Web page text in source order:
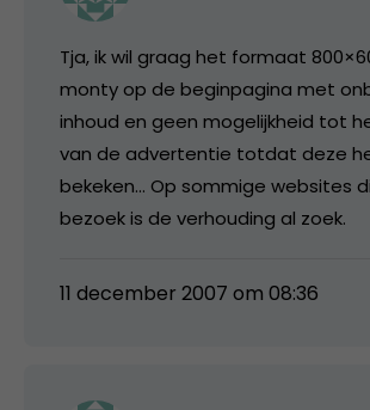
Tja, ik wil graag het formaat
monty op de beginpagina met
inhoud en geen mogelijkheid tot
van de advertentie totdat deze
bekeken… Op sommige websites
bezoek is de verhouding al zoek.
11 december 2007 om 08:36